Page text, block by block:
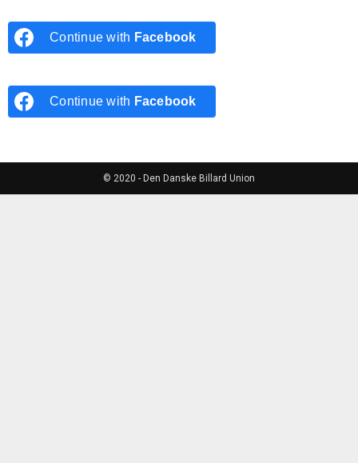
Continue with Facebook
Continue with Facebook
© 2020 - Den Danske Billard Union